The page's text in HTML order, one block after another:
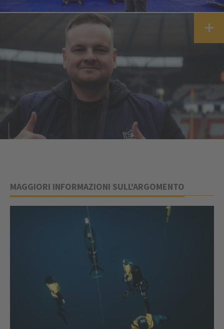
MAGGIORI INFORMAZIONI SULL'ARGOMENTO